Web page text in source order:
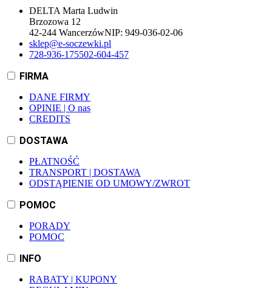
DELTA Marta Ludwin
Brzozowa 12
42-244 WancerzówNIP: 949-036-02-06
sklep@e-soczewki.pl
728-936-175502-604-457
FIRMA
DANE FIRMY
OPINIE | O nas
CREDITS
DOSTAWA
PŁATNOŚĆ
TRANSPORT | DOSTAWA
ODSTĄPIENIE OD UMOWY/ZWROT
POMOC
PORADY
POMOC
INFO
RABATY | KUPONY